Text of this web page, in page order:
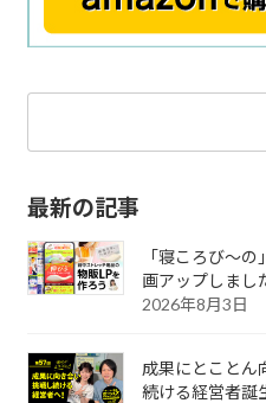
最新の記事
「寝ころび～
画アップしまし
2026年8月3日
成果にとことん
続ける経営者誕